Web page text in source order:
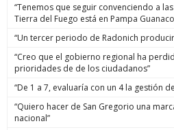
“Tenemos que seguir convenciendo a
Tierra del Fuego está en Pampa
“Un tercer periodo de Radonich
“Creo que el gobierno regional ha
prioridades de de los ciudadanos”
“De 1 a 7, evaluaría con un 4 la gestión
“Quiero hacer de San Gregorio una
nacional”